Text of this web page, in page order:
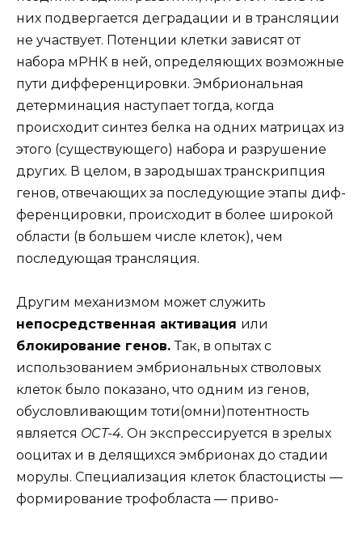
них подвергается деградации и в трансляции
не участвует. Потенции клетки зависят от
набора мРНК в ней, определяющих возможные
пути дифференцировки. Эмбриональная
детерминация наступает тогда, когда
происходит синтез белка на одних матрицах из
этого (существующего) набора и разрушение
других. В целом, в зародышах транскрипция
генов, отвечающих за последующие этапы диф-
ференцировки, происходит в более широкой
области (в большем числе клеток), чем
последующая трансляция.
Другим механизмом может служить
непосредственная активация или
блокирование генов.Так, в опытах с
использованием эмбриональных стволовых
клеток было показано, что одним из генов,
обусловливающим тоти(омни)потентность
является OCT-4. Он экспрессируется в зрелых
ооцитах и в делящихся эмбрионах до стадии
морулы. Специализация клеток бластоцисты —
формирование трофобласта — приво-